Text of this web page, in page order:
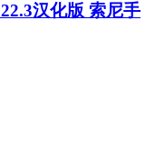
汉化版 索尼手